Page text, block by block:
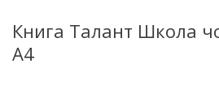
Книга Талант Школа
А4